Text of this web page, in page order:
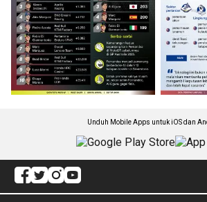
Unduh Mobile Apps untuk iOS dan